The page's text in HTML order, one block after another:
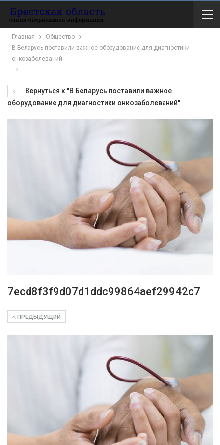
Главная
Общество
В Беларусь поставили важное оборудование для диагностики
онкозаболеваний
Вернуться к "В Беларусь поставили важное
оборудование для диагностики онкозаболеваний"
7ecd8f3f9d07d1ddc99864aef29942c7
ПРЕДЫДУЩИЙ